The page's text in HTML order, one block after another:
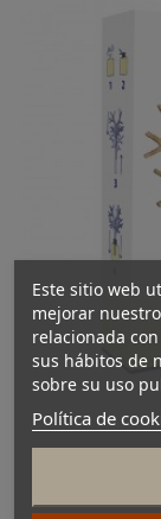
Este sitio web
mejorar
relacionada
sus hábitos de
sobre su uso
Política de